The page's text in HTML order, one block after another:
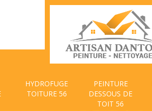
HYDROFUGE
TOITURE 56
PEINTURE
DESSOUS DE
TOIT 56